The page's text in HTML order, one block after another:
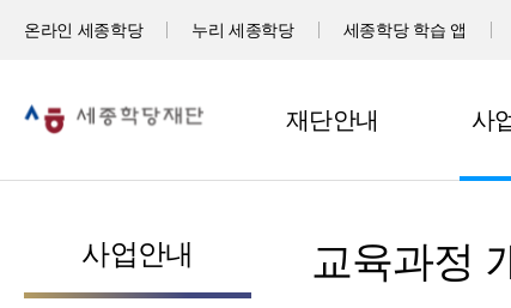
온라인 세종학당 누리 세종학당 세종학당 학습 앱
재단안내 사
사업안내 교육과정